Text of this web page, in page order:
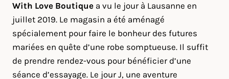
With Love Boutique a vu le jour à Lausanne en
juillet 2019. Le magasin a été aménagé
spécialement pour faire le bonheur des futures
mariées en quête d’une robe somptueuse. Il suffit
de prendre rendez-vous pour bénéficier d’une
séance d’essayage. Le jour J, une aventure